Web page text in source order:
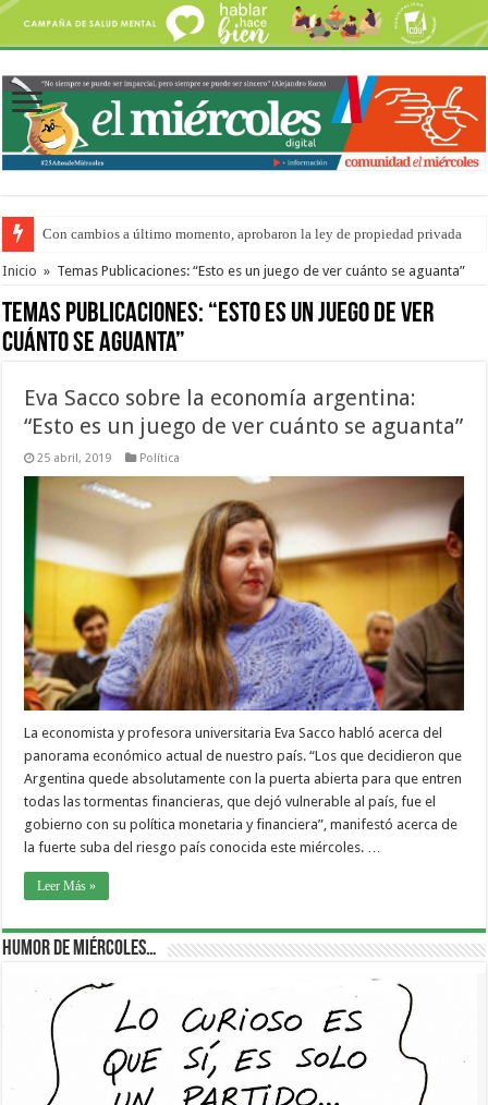
Con cambios a último momento, aprobaron la ley de propiedad privada
Adopción en Entre Ríos: el 35% de los 90 niños, niñas y adolescentes que
Inicio » Temas Publicaciones: “Esto es un juego de ver cuánto se aguanta”
Temas Publicaciones: “Esto es un juego de ver
cuánto se aguanta”
Eva Sacco sobre la economía argentina:
“Esto es un juego de ver cuánto se aguanta”
25 abril, 2019 Política
La economista y profesora universitaria Eva Sacco habló acerca del
panorama económico actual de nuestro país. “Los que decidieron que
Argentina quede absolutamente con la puerta abierta para que entren
todas las tormentas financieras, que dejó vulnerable al país, fue el
gobierno con su política monetaria y financiera”, manifestó acerca de
la fuerte suba del riesgo país conocida este miércoles. …
Leer Más »
Humor de Miércoles…